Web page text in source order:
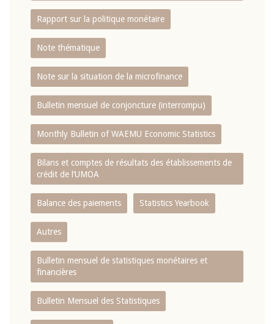
Rapport sur la politique monétaire
Note thématique
Note sur la situation de la microfinance
Bulletin mensuel de conjoncture (interrompu)
Monthly Bulletin of WAEMU Economic Statistics
Bilans et comptes de résultats des établissements de
crédit de l‘UMOA
Balance des paiements Statistics Yearbook
Autres
Bulletin mensuel de statistiques monétaires et
financières
Bulletin Mensuel des Statistiques